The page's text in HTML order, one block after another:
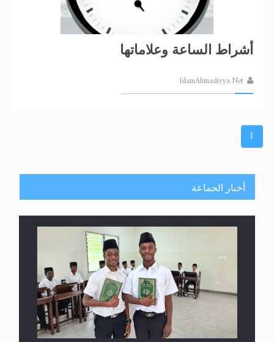
أشراط الساعة وعلاماتها
IslamAhmadiyya.Net
1
أخبار الجماعة